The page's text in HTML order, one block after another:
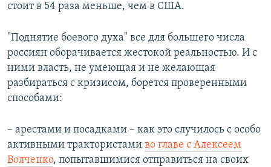
стоит в 54 раза меньше, чем в США.
"Поднятие боевого духа" все для большего числа
россиян оборачивается жестокой реальностью. И с
ними власть, не умеющая и не желающая
разбираться с кризисом, борется проверенными
способами:
– арестами и посадками – как это случилось с особо
активными трактористами во главе с Алексеем
Волченко, попытавшимися отправиться на своих